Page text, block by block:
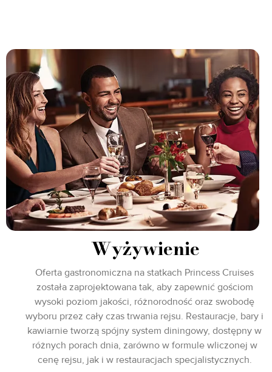
Wyżywienie
Oferta gastronomiczna na statkach Princess Cruises
została zaprojektowana tak, aby zapewnić gościom
wysoki poziom jakości, różnorodność oraz swobodę
wyboru przez cały czas trwania rejsu. Restauracje, bary i
kawiarnie tworzą spójny system diningowy, dostępny w
różnych porach dnia, zarówno w formule wliczonej w
cenę rejsu, jak i w restauracjach specjalistycznych.